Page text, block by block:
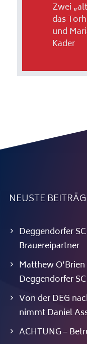
Zwei
das
und
Kader
NEUSTE
Deggendorfer
Brauereipartner
Matthew
Deggendorfer SC
Von der DEG
nimmt Daniel
ACHTUNG –